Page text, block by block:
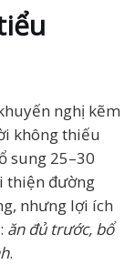
nghị kẽm
không thiếu
sung 25–30
thiện đường
nhưng lợi ích
ăn đủ trước, bổ
.